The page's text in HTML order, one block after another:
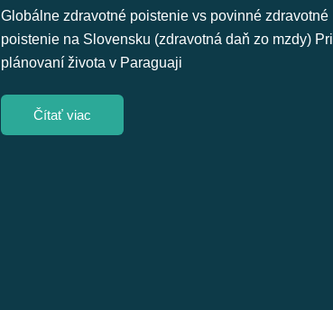
Globálne zdravotné poistenie vs povinné zdravotné
poistenie na Slovensku (zdravotná daň zo mzdy) Pri
plánovaní života v Paraguaji
Čítať viac